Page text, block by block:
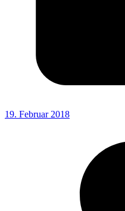
19. Februar 2018